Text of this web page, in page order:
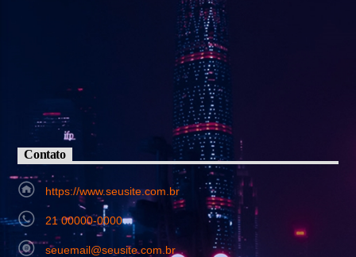
Contato
https://www.seusite.com.br
21 00000-0000
seuemail@seusite.com.br